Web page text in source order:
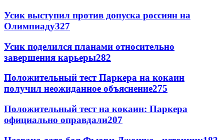
Усик выступил против допуска россиян на
Олимпиаду327
Усик поделился планами относительно
завершения карьеры282
Положительный тест Паркера на кокаин
получил неожиданное объяснение275
Положительный тест на кокаин: Паркера
официально оправдали207